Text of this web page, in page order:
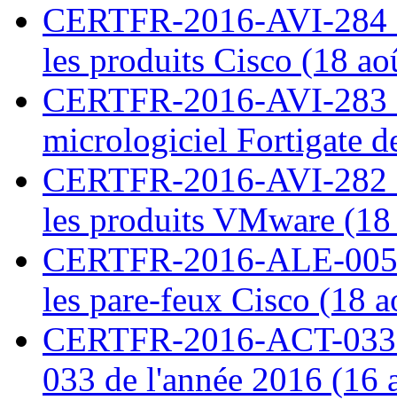
CERTFR-2016-AVI-
les produits Cisco (18
CERTFR-2016-AVI-
micrologiciel Fortigate
CERTFR-2016-AVI-
les produits VMware
CERTFR-2016-ALE-
les pare-feux Cisco (18
CERTFR-2016-ACT-
033 de l'année 2016 (16